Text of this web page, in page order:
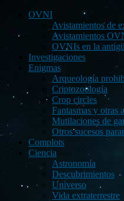
OVNI
Avistamientos de
Avistamientos
OVNIs en la
Investigaciones
Enigmas
Arqueología
Criptozoología
Crop circles
Fantasmas y otras
Mutilaciones de
Otros sucesos
Complots
Ciencia
Astronomía
Descubrimientos
Universo
Vida extraterrestre